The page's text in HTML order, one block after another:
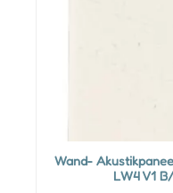
Wand-
LW4 V1